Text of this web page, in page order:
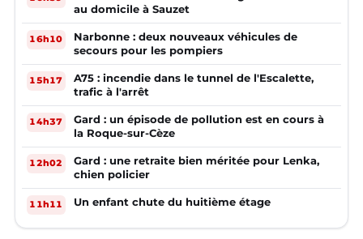
au domicile à Sauzet
16h10
Narbonne : deux nouveaux véhicules de
secours pour les pompiers
15h17
A75 : incendie dans le tunnel de l'Escalette,
trafic à l'arrêt
14h37
Gard : un épisode de pollution est en cours à
la Roque-sur-Cèze
12h02
Gard : une retraite bien méritée pour Lenka,
chien policier
11h11 Un enfant chute du huitième étage